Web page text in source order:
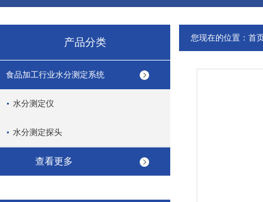
产品分类
食品加工行业水分测定系统
水分测定仪
水分测定探头
查看更多
您现在的位置： 首